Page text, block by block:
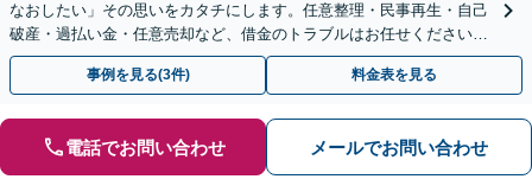
なおしたい」その思いをカタチにします。任意整理・民事再生・自己
破産・過払い金・任意売却など、借金のトラブルはお任せください。
【初回相談無料】【全国対応可能】
事例を見る(3件) 料金表を見る
電話でお問い合わせ メールでお問い合わせ